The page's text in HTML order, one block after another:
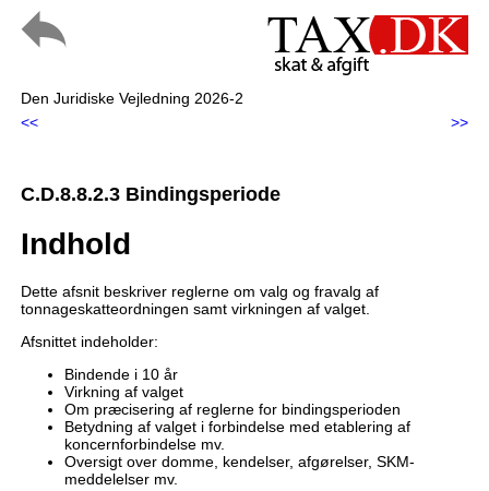
Den Juridiske Vejledning 2026-2
<<
>>
C.D.8.8.2.3 Bindingsperiode
Indhold
Dette afsnit beskriver reglerne om valg og fravalg af
tonnageskatteordningen samt virkningen af valget.
Afsnittet indeholder:
Bindende i 10 år
Virkning af valget
Om præcisering af reglerne for bindingsperioden
Betydning af valget i forbindelse med etablering af
koncernforbindelse mv.
Oversigt over domme, kendelser, afgørelser, SKM-
meddelelser mv.